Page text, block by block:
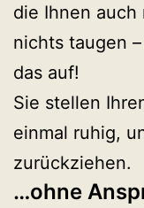
die Ihnen auch
nichts taugen
das auf!
Sie stellen
einmal ruhig,
zurückziehen.
…ohne